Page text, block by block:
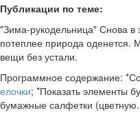
Публикации по теме:
"Зима-рукодельница" Снова в
потеплее природа оденется.
вещи без устали.
Программное содержание:
елочки; *Показать элементы
бумажные салфетки (цветную.